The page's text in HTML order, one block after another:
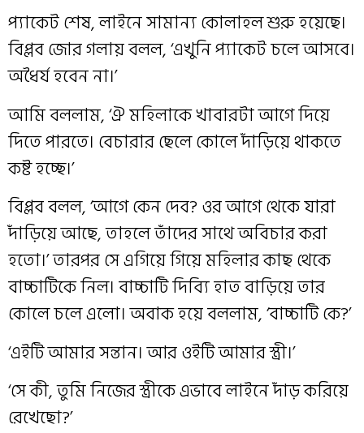
প্যাকেট শেষ, লাইনে সামান্য কোলাহল শুরু হয়েছে।
বিপ্লব জোর গলায় বলল, ‘এখুনি প্যাকেট চলে আসবে।
অধৈর্য হবেন না।’
আমি বললাম, ‘ঐ মহিলাকে খাবারটা আগে দিয়ে
দিতে পারতে। বেচারার ছেলে কোলে দাঁড়িয়ে থাকতে
কষ্ট হচ্ছে।’
বিপ্লব বলল, ‘আগে কেন দেব? ওর আগে থেকে যারা
দাঁড়িয়ে আছে, তাহলে তাঁদের সাথে অবিচার করা
হতো।’ তারপর সে এগিয়ে গিয়ে মহিলার কাছ থেকে
বাচ্চাটিকে নিল। বাচ্চাটি দিব্যি হাত বাড়িয়ে তার
কোলে চলে এলো। অবাক হয়ে বললাম, ‘বাচ্চাটি কে?’
‘এইটি আমার সন্তান। আর ওইটি আমার স্ত্রী।’
‘সে কী, তুমি নিজের স্ত্রীকে এভাবে লাইনে দাঁড় করিয়ে
রেখেছো?’